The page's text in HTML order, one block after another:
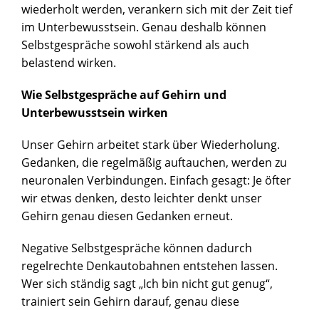
wiederholt werden, verankern sich mit der Zeit tief
im Unterbewusstsein. Genau deshalb können
Selbstgespräche sowohl stärkend als auch
belastend wirken.
Wie Selbstgespräche auf Gehirn und
Unterbewusstsein wirken
Unser Gehirn arbeitet stark über Wiederholung.
Gedanken, die regelmäßig auftauchen, werden zu
neuronalen Verbindungen. Einfach gesagt: Je öfter
wir etwas denken, desto leichter denkt unser
Gehirn genau diesen Gedanken erneut.
Negative Selbstgespräche können dadurch
regelrechte Denkautobahnen entstehen lassen.
Wer sich ständig sagt „Ich bin nicht gut genug“,
trainiert sein Gehirn darauf, genau diese